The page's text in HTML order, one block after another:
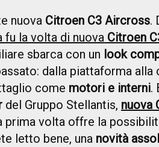
nuova Citroen C3 Aircross.
fu la volta di nuova Citroen
sbarca con un look
dalla piattaforma alla
come motori e interni.
del Gruppo Stellantis, nuova
prima volta offre la
letto bene, una novità